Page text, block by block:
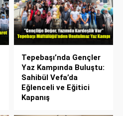
Tepebaşı’nda Gençler
Yaz Kampında Buluştu:
Sahibül Vefa’da
Eğlenceli ve Eğitici
Kapanış